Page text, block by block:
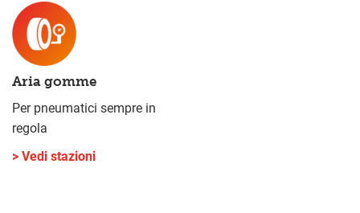
Aria gomme
Per pneumatici sempre in
regola
> Vedi stazioni